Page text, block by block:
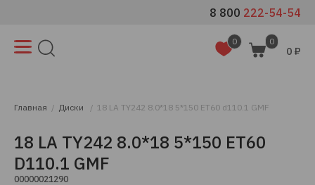
8 800 222-54-54
0 0
0 ₽
Главная Диски 18 LA TY242 8.0*18 5*150 ET60 d110.1 GMF
18 LA TY242 8.0*18 5*150 ET60
D110.1 GMF
00000021290